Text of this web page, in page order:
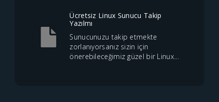
Ücretsiz Linux Sunucu Takip
Yazılmı
Sunucunuzu takip etmekte
zorlanıyorsanız sizin için
önerebileceğimiz güzel bir Linux...